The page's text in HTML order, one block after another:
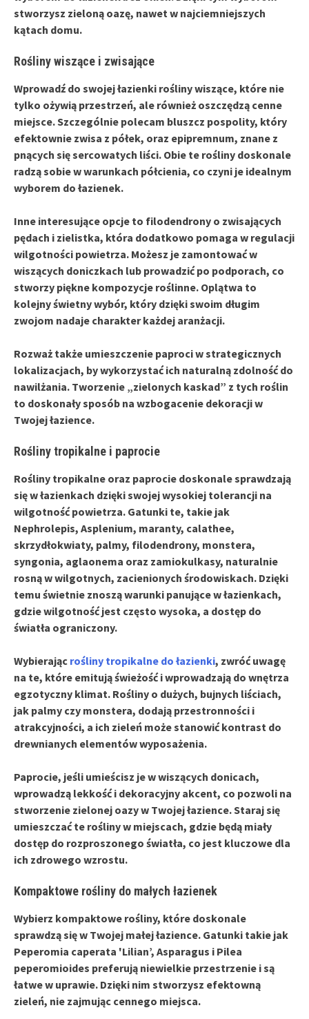
stworzysz zieloną oazę, nawet w najciemniejszych
kątach domu.
Rośliny wiszące i zwisające
Wprowadź do swojej łazienki rośliny wiszące, które nie
tylko ożywią przestrzeń, ale również oszczędzą cenne
miejsce. Szczególnie polecam bluszcz pospolity, który
efektownie zwisa z półek, oraz epipremnum, znane z
pnących się sercowatych liści. Obie te rośliny doskonale
radzą sobie w warunkach półcienia, co czyni je idealnym
wyborem do łazienek.
Inne interesujące opcje to filodendrony o zwisających
pędach i zielistka, która dodatkowo pomaga w regulacji
wilgotności powietrza. Możesz je zamontować w
wiszących doniczkach lub prowadzić po podporach, co
stworzy piękne kompozycje roślinne. Oplątwa to
kolejny świetny wybór, który dzięki swoim długim
zwojom nadaje charakter każdej aranżacji.
Rozważ także umieszczenie paproci w strategicznych
lokalizacjach, by wykorzystać ich naturalną zdolność do
nawilżania. Tworzenie „zielonych kaskad” z tych roślin
to doskonały sposób na wzbogacenie dekoracji w
Twojej łazience.
Rośliny tropikalne i paprocie
Rośliny tropikalne oraz paprocie doskonale sprawdzają
się w łazienkach dzięki swojej wysokiej tolerancji na
wilgotność powietrza. Gatunki te, takie jak
Nephrolepis, Asplenium, maranty, calathee,
skrzydłokwiaty, palmy, filodendrony, monstera,
syngonia, aglaonema oraz zamiokulkasy, naturalnie
rosną w wilgotnych, zacienionych środowiskach. Dzięki
temu świetnie znoszą warunki panujące w łazienkach,
gdzie wilgotność jest często wysoka, a dostęp do
światła ograniczony.
Wybierając rośliny tropikalne do łazienki, zwróć uwagę
na te, które emitują świeżość i wprowadzają do wnętrza
egzotyczny klimat. Rośliny o dużych, bujnych liściach,
jak palmy czy monstera, dodają przestronności i
atrakcyjności, a ich zieleń może stanowić kontrast do
drewnianych elementów wyposażenia.
Paprocie, jeśli umieścisz je w wiszących donicach,
wprowadzą lekkość i dekoracyjny akcent, co pozwoli na
stworzenie zielonej oazy w Twojej łazience. Staraj się
umieszczać te rośliny w miejscach, gdzie będą miały
dostęp do rozproszonego światła, co jest kluczowe dla
ich zdrowego wzrostu.
Kompaktowe rośliny do małych łazienek
Wybierz kompaktowe rośliny, które doskonale
sprawdzą się w Twojej małej łazience. Gatunki takie jak
Peperomia caperata 'Lilian’, Asparagus i Pilea
peperomioides preferują niewielkie przestrzenie i są
łatwe w uprawie. Dzięki nim stworzysz efektowną
zieleń, nie zajmując cennego miejsca.